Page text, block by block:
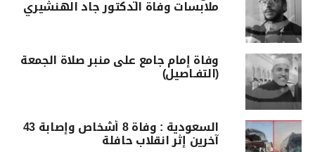
ملابسات وفاة الدكتور جاد الهنشيري
وفاة إمام جامع على منبر صلاة الجمعة
(التفـاصيل)
السعودية : وفاة 8 أشخاص وإصابة 43
آخرين إثر انقلاب حافلة